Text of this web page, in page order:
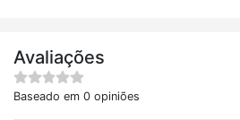
Avaliações
Baseado em 0 opiniões